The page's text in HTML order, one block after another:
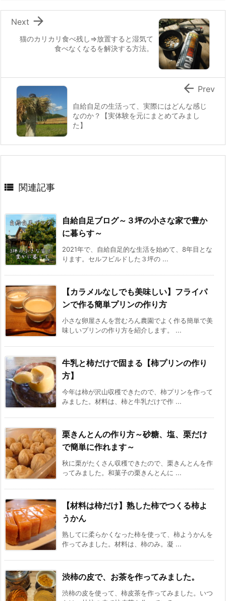
猫のカリカリ食べ残し⇒放置すると湿気て
食べなくなるを解決する方法。

Next
自給自足の生活って、実際にはどんな感じ
なのか？【実体験を元にまとめてみまし
た】
 Prev
 関連記事
自給自足ブログ～３坪の小さな家で豊か
に暮らす～
2021年で、自給自足的な生活を始めて、8年目とな
ります。セルフビルドした３坪の ...
【カラメルなしでも美味しい】フライパ
ンで作る簡単プリンの作り方
小さな卵屋さんを営むろん農園でよく作る簡単で美
味しいプリンの作り方を紹介します。 ...
牛乳と柿だけで固まる【柿プリンの作り
方】
今年は柿が沢山収穫できたので、柿プリンを作って
みました。材料は、柿と牛乳だけで作 ...
栗きんとんの作り方～砂糖、塩、栗だけ
で簡単に作れます～
秋に栗がたくさん収穫できたので、栗きんとんを作
ってみました。和菓子の栗きんとんに ...
【材料は柿だけ】熟した柿でつくる柿よ
うかん
熟してに柔らかくなった柿を使って、柿ようかんを
作ってみました。材料は、柿のみ。凝 ...
渋柿の皮で、お茶を作ってみました。
渋柿の皮を使って、柿皮茶を作ってみました。いつ